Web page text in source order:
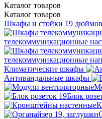
Каталог товаров
Каталог товаров
Шкафы и стойки 19
телекоммуникационные
телекоммуникационные
Климатические шкафы
Антивандальные шкафы
Блок